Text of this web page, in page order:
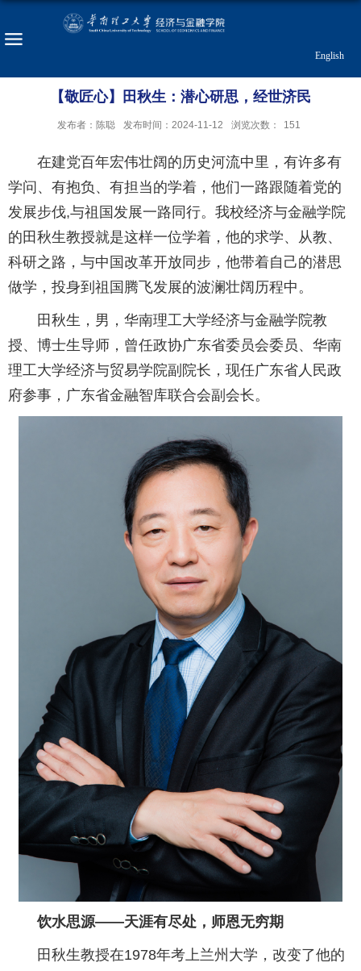
English
【敬匠心】田秋生：潜心研思，经世济民
发布者：陈聪 发布时间：2024-11-12 浏览次数： 151
在建党百年宏伟壮阔的历史河流中里，有许多有
学问、有抱负、有担当的学着，他们一路跟随着党的
发展步伐,与祖国发展一路同行。我校经济与金融学院
的田秋生教授就是这样一位学着，他的求学、从教、
科研之路，与中国改革开放同步，他带着自己的潜思
做学，投身到祖国腾飞发展的波澜壮阔历程中。
田秋生，男，华南理工大学经济与金融学院教
授、博士生导师，曾任政协广东省委员会委员、华南
理工大学经济与贸易学院副院长，现任广东省人民政
府参事，广东省金融智库联合会副会长。
饮水思源——天涯有尽处，师恩无穷期
田秋生教授在1978年考上兰州大学，改变了他的